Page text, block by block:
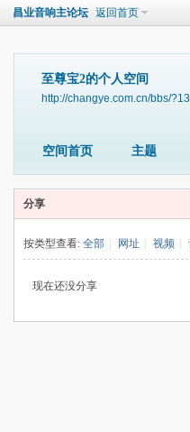
昌业音响主论坛 返回首页
至尊宝2的个人空间
http://changye.com.cn/bbs/
空间首页 主题
分享
按类型查看: 全部 网址 视频
现在还没分享